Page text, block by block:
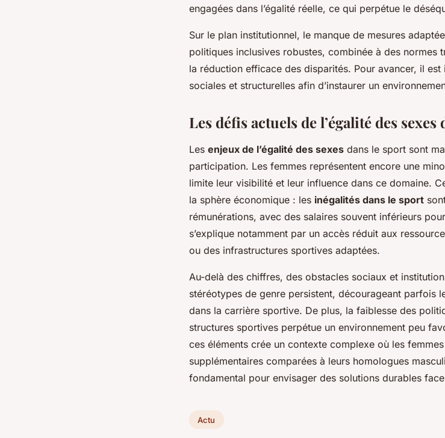
engagées dans l’égalité réelle, ce qui perpétue le
Sur le plan institutionnel, le manque de mesures
politiques inclusives robustes, combinée à des normes
la réduction efficace des disparités. Pour avancer, il est
sociales et structurelles afin d’instaurer un
Les défis actuels de l’égalité des
Les enjeux de l’égalité des sexes dans le sport sont
participation. Les femmes représentent encore une
limite leur visibilité et leur influence dans ce domaine.
la sphère économique : les inégalités dans le sport
rémunérations, avec des salaires souvent inférieurs
s’explique notamment par un accès réduit aux
ou des infrastructures sportives adaptées.
Au-delà des chiffres, des obstacles sociaux et
stéréotypes de genre persistent, décourageant parfois
dans la carrière sportive. De plus, la faiblesse des
structures sportives perpétue un environnement peu
ces éléments crée un contexte complexe où les
supplémentaires comparées à leurs homologues
fondamental pour envisager des solutions durables
Actu